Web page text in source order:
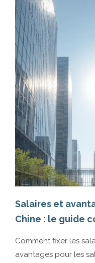
Salaires et
Chine : le guide
Comment fixer les
avantages pour les